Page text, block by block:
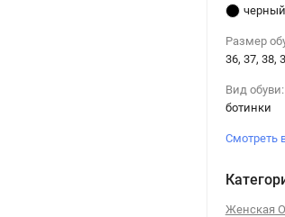
черный
Размер
36, 37, 38,
Вид обуви:
ботинки
Смотреть
Женская